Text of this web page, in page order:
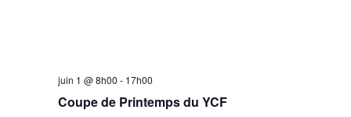
Coupe de Printemps du YCF
juin 1 @ 8h00 - 17h00